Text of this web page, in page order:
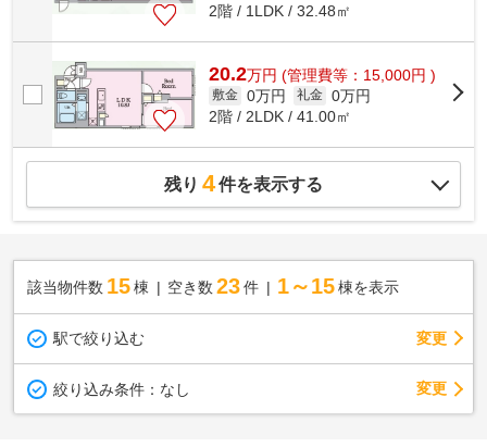
2階 / 1LDK / 32.48㎡
20.2万円 (管理費等：15,000円 )
敷金 0万円 礼金 0万円
2階 / 2LDK / 41.00㎡
残り 4件を表示する
該当物件数 15棟 空き数 23 件 1～15 棟を表示
駅で絞り込む 変更
絞り込み条件： なし 変更